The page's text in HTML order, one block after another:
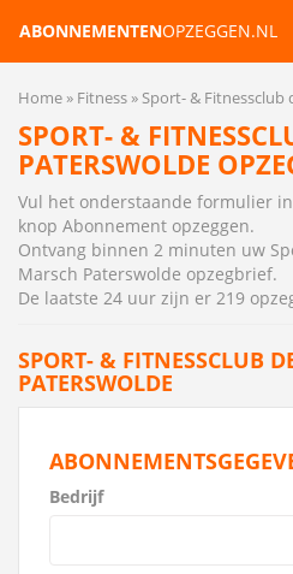
ABONNEMENTENOPZEGGEN.NL
Home Fitness Sport- & Fitnessclub
SPORT- &
PATERSWOLDE
Vul het onderstaande formulier
knop Abonnement opzeggen.
Ontvang binnen 2 minuten uw
Marsch Paterswolde opzegbrief.
De laatste 24 uur zijn er 219
SPORT- & FITNESSCLUB
PATERSWOLDE
Bedrijf